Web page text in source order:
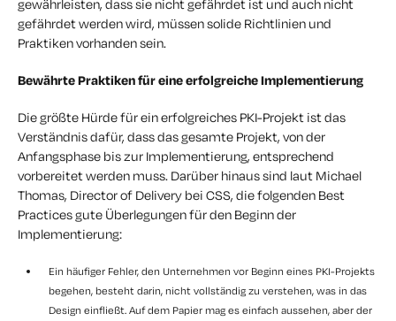
gewährleisten, dass sie nicht gefährdet ist und auch nicht
gefährdet werden wird, müssen solide Richtlinien und
Praktiken vorhanden sein.
Bewährte Praktiken für eine erfolgreiche Implementierung
Die größte Hürde für ein erfolgreiches PKI-Projekt ist das
Verständnis dafür, dass das gesamte Projekt, von der
Anfangsphase bis zur Implementierung, entsprechend
vorbereitet werden muss. Darüber hinaus sind laut Michael
Thomas, Director of Delivery bei CSS, die folgenden Best
Practices gute Überlegungen für den Beginn der
Implementierung:
Ein häufiger Fehler, den Unternehmen vor Beginn eines PKI-Projekts
begehen, besteht darin, nicht vollständig zu verstehen, was in das
Design einfließt. Auf dem Papier mag es einfach aussehen, aber der